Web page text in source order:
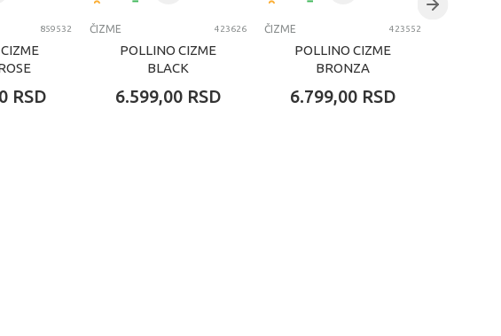
859532
RSD
ČIZME 423626
POLLINO CIZME
BLACK
6.599,00 RSD
ČIZME 423552
POLLINO CIZME
BRONZA
6.799,00 RSD